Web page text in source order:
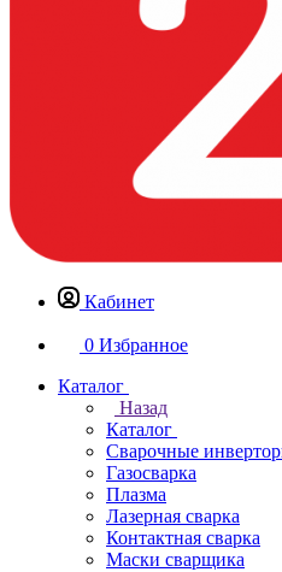
Кабинет
0 Избранное
Каталог
Назад
Каталог
Сварочные
Газосварка
Плазма
Лазерная сварка
Контактная сварка
Маски сварщика